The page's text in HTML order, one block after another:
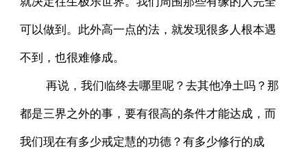
可以做到。此外高一点的法，就发现很多人根本遇
不到，也很难修成。
再说，我们临终去哪里呢？去其他净土吗？那
都是三界之外的事，要有很高的条件才能达成，而
我们现在有多少戒定慧的功德？有多少修行的成